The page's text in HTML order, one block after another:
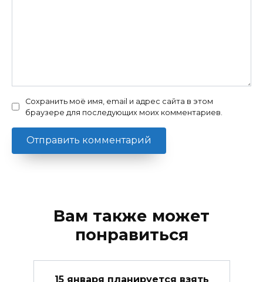
Сохранить моё имя, email и адрес сайта в этом
браузере для последующих моих комментариев.
Вам также может
понравиться
15 января планируется взять